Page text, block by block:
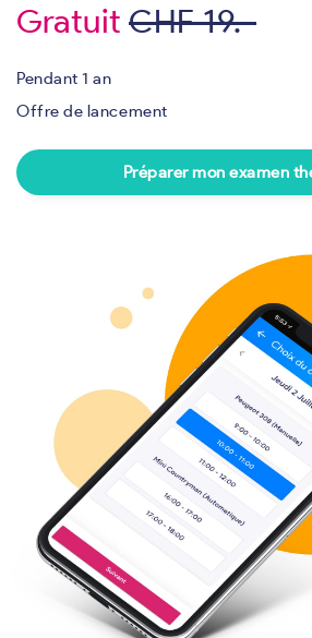
Gratuit CHF 19.-
Pendant 1 an
Offre de lancement
Préparer mon examen